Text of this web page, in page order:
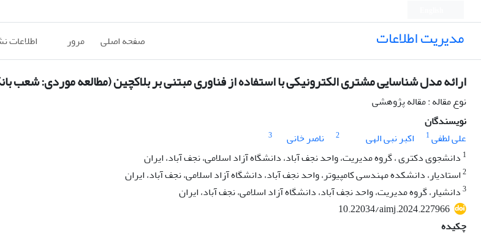
مدیریت اطلاعات صفحه اصلی مرور اطلاعات
ارائه مدل شناسایی مشتری الکترونیکی با استفاده از فناوری مبتنی بر بلاکچین (مطالعه موردی: شعب
نوع مقاله : مقاله پژوهشی
نویسندگان
علی لطفی1 اکبر نبی الهی 2 ناصر خانی
3
1 دانشجوی دکتری ، گروه مدیریت، واحد نجف آباد، دانشگاه آزاد اسلامی، نجف آباد، ایران
2استادیار، دانشکده مهندسی کامپیوتر، واحد نجف آباد، دانشگاه آزاد اسلامی، نجف آباد، ایران
3دانشیار، گروه مدیریت، واحد نجف آباد، دانشگاه آزاد اسلامی، نجف آباد، ایران
10.22034/aimj.2024.227966
چکیده